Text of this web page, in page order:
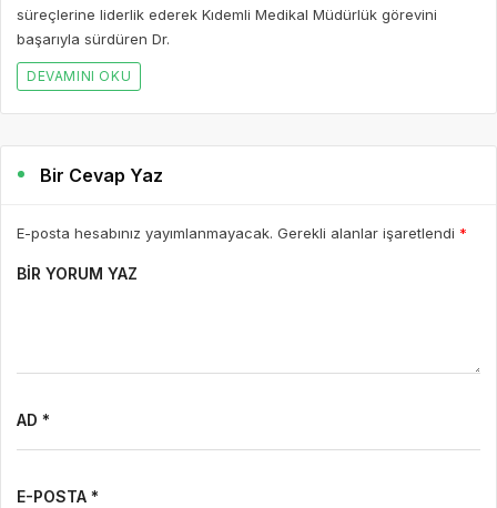
süreçlerine liderlik ederek Kıdemli Medikal Müdürlük görevini
başarıyla sürdüren Dr.
DEVAMINI OKU
Bir Cevap Yaz
E-posta hesabınız yayımlanmayacak. Gerekli alanlar işaretlendi *
BIR YORUM YAZ
AD *
E-POSTA *